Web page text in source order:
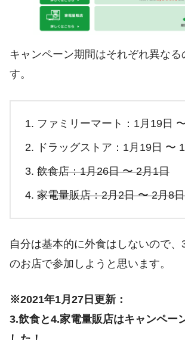
キャンペーン期間はそれぞれ異なる
す。
ファミリーマート：1月19日
ドラッグストア：1月19日 〜
飲食店：1月26日 〜 2月1日
家電量販店：2月2日 〜 2月8日
自分は基本的に外食はしないので
のお店で参加しようと思います。
※2021年1月27日更新：
3.飲食と4.家電量販店はキャンペー